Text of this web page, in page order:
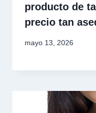
producto de
precio tan
mayo 13, 2026